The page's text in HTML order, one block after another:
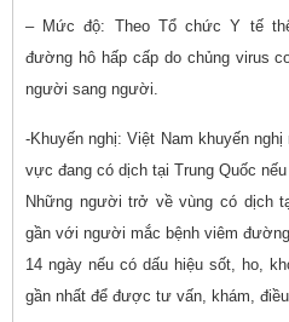
– Mức độ: Theo Tổ chức Y tế
đường hô hấp cấp do chủng virus
người sang người.
-Khuyến nghị: Việt Nam khuyến
vực đang có dịch tại Trung Quốc
Những người trở về vùng có dịch
gần với người mắc bệnh viêm
14 ngày nếu có dấu hiệu sốt, ho,
gần nhất để được tư vấn, khám,